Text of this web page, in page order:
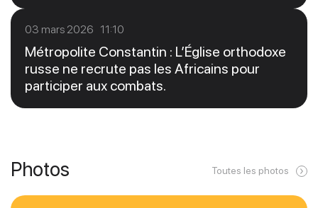
03 mars 2026 11:10
Métropolite Constantin : L’Église orthodoxe
russe ne recrute pas les Africains pour
participer aux combats.
Photos Toutes les photos